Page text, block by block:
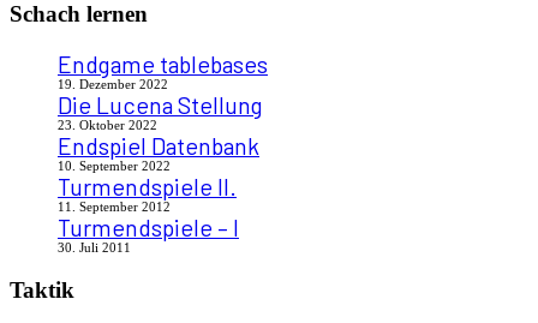
Schach lernen
Endgame tablebases
19. Dezember 2022
Die Lucena Stellung
23. Oktober 2022
Endspiel Datenbank
10. September 2022
Turmendspiele II.
11. September 2012
Turmendspiele – I
30. Juli 2011
Taktik